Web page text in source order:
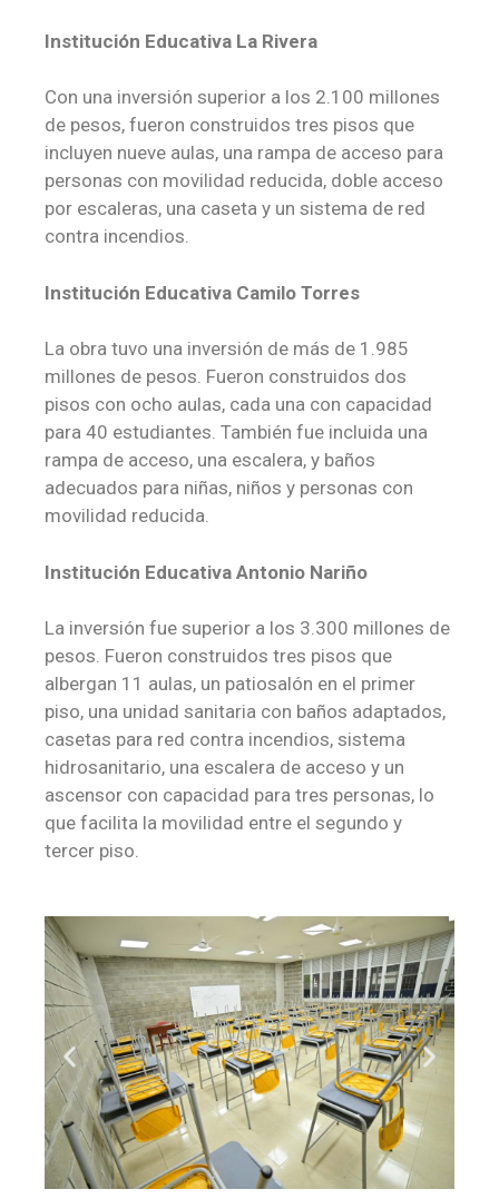
Institución Educativa La Rivera
Con una inversión superior a los 2.100 millones
de pesos, fueron construidos tres pisos que
incluyen nueve aulas, una rampa de acceso para
personas con movilidad reducida, doble acceso
por escaleras, una caseta y un sistema de red
contra incendios.
Institución Educativa Camilo Torres
La obra tuvo una inversión de más de 1.985
millones de pesos. Fueron construidos dos
pisos con ocho aulas, cada una con capacidad
para 40 estudiantes. También fue incluida una
rampa de acceso, una escalera, y baños
adecuados para niñas, niños y personas con
movilidad reducida.
Institución Educativa Antonio Nariño
La inversión fue superior a los 3.300 millones de
pesos. Fueron construidos tres pisos que
albergan 11 aulas, un patiosalón en el primer
piso, una unidad sanitaria con baños adaptados,
casetas para red contra incendios, sistema
hidrosanitario, una escalera de acceso y un
ascensor con capacidad para tres personas, lo
que facilita la movilidad entre el segundo y
tercer piso.